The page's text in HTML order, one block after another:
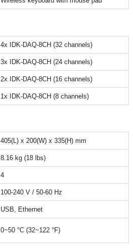
4x IDK-DAQ-8CH (32 channels)
3x IDK-DAQ-8CH (24 channels)
2x IDK-DAQ-8CH (16 channels)
1x IDK-DAQ-8CH (8 channels)
405(L) x 200(W) x 335(H) mm
8.16 kg (18 lbs)
4
100-240 V / 50-60 Hz
USB, Ethernet
0~50 °C (32~122 °F)